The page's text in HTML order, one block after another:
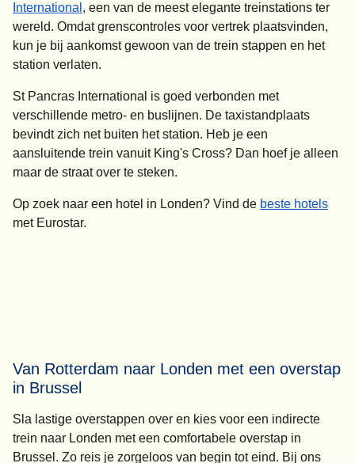
International , een van de meest elegante treinstations ter
wereld. Omdat grenscontroles voor vertrek plaatsvinden,
kun je bij aankomst gewoon van de trein stappen en het
station verlaten.
St Pancras International is goed verbonden met
verschillende metro- en buslijnen. De taxistandplaats
bevindt zich net buiten het station. Heb je een
aansluitende trein vanuit King's Cross? Dan hoef je alleen
maar de straat over te steken.
Op zoek naar een hotel in Londen? Vind de beste hotels
met Eurostar.
Van Rotterdam naar Londen met een overstap
in Brussel
Sla lastige overstappen over en kies voor een indirecte
trein naar Londen met een comfortabele overstap in
Brussel. Zo reis je zorgeloos van begin tot eind. Bij ons